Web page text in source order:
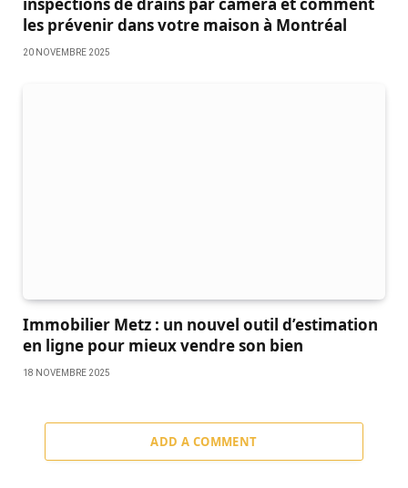
inspections de drains par caméra et comment
les prévenir dans votre maison à Montréal
20 NOVEMBRE 2025
Immobilier Metz : un nouvel outil d’estimation
en ligne pour mieux vendre son bien
18 NOVEMBRE 2025
ADD A COMMENT